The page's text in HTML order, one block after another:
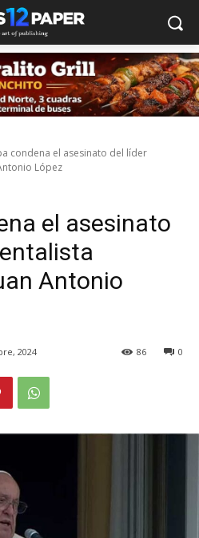
condena el asesinato del líder
López
el asesinato
Antonio
2024 0
86